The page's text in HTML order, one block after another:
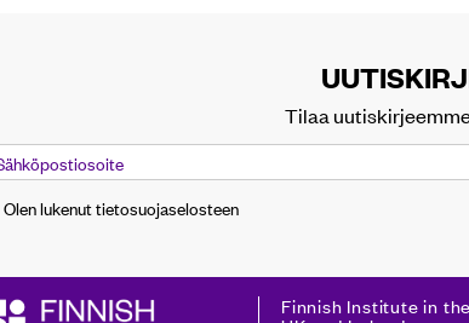
Tilaa
Olen lukenut tietosuojaselosteen
Finnish Institute in the